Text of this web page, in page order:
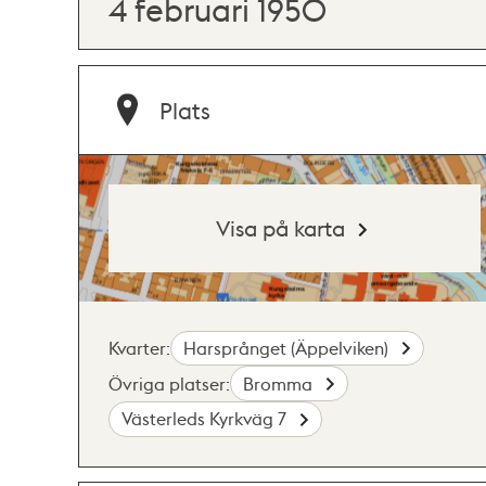
4 februari 1950
Plats
Visa på karta
Kvarter:
Harsprånget (Äppelviken)
Övriga platser:
Bromma
Västerleds Kyrkväg 7